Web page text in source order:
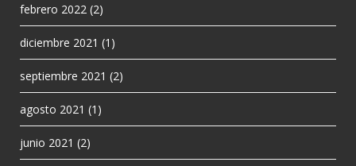
febrero 2022 (2)
diciembre 2021 (1)
septiembre 2021 (2)
agosto 2021 (1)
junio 2021 (2)